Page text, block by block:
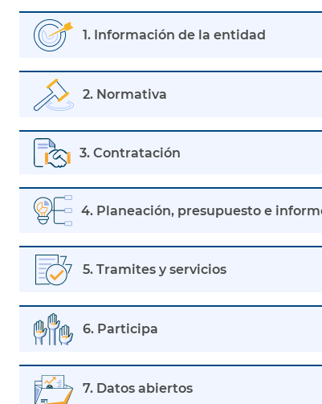
1. Información de la entidad
2. Normativa
3. Contratación
4. Planeación, presupuesto e
5. Tramites y servicios
6. Participa
7. Datos abiertos